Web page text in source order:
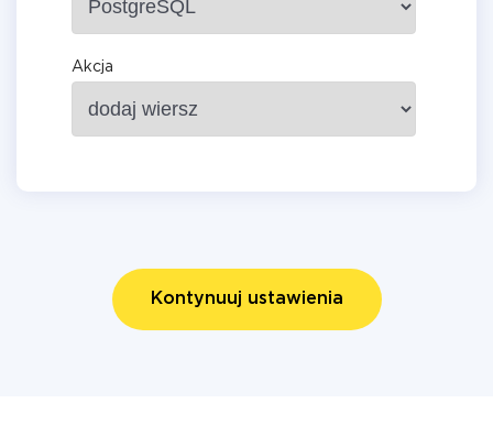
Akcja
Kontynuuj ustawienia